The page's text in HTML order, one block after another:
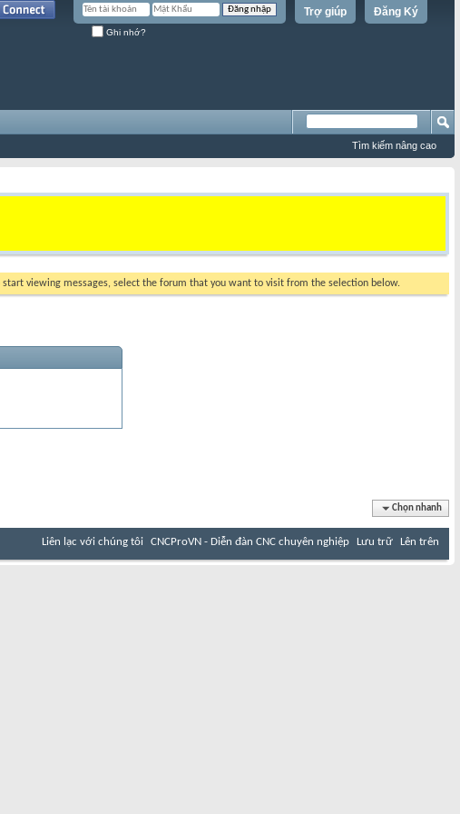
Đăng Ký
Trợ giúp
Ghi nhớ?
Tìm kiếm nâng cao
start viewing messages, select the forum that you want to visit from the selection below.
Chọn nhanh
Liên lạc với chúng tôi CNCProVN - Diễn đàn CNC chuyên nghiệp Lưu trữ Lên trên